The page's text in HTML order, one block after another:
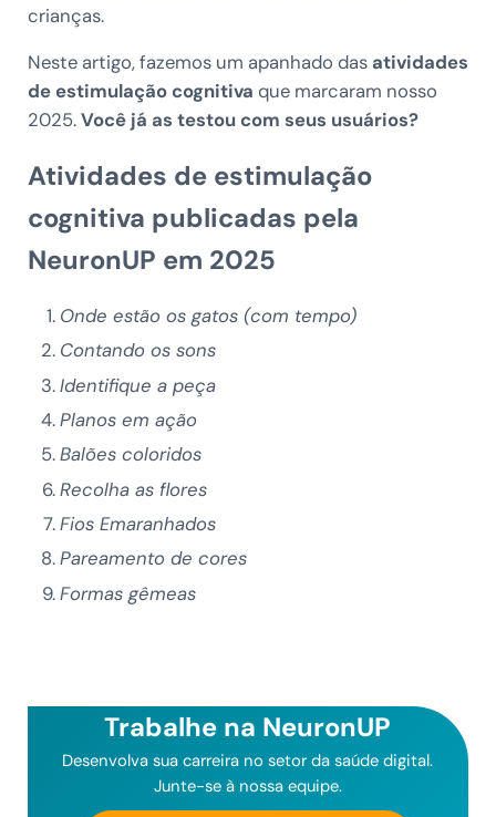
crianças.
Neste artigo, fazemos um apanhado das atividades
de estimulação cognitiva que marcaram nosso
2025.Você já as testou com seus usuários?
Atividades de estimulação
cognitiva publicadas pela
NeuronUP em 2025
Onde estão os gatos (com tempo)
Contando os sons
Identifique a peça
Planos em ação
Balões coloridos
Recolha as flores
Fios Emaranhados
Pareamento de cores
Formas gêmeas
Trabalhe na NeuronUP
Desenvolva sua carreira no setor da saúde digital.
Junte-se à nossa equipe.